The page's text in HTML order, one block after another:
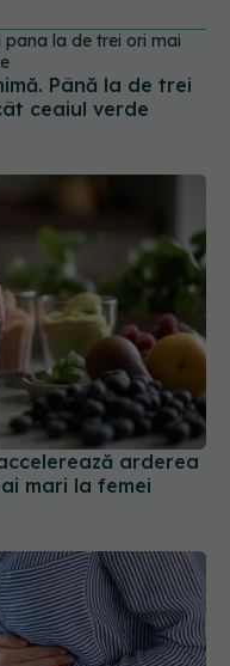
Până la de trei
ceaiul verde
arderea
mari la femei